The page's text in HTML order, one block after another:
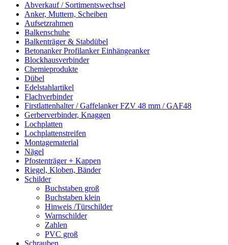
Abverkauf / Sortimentswechsel
Anker, Muttern, Scheiben
Aufsetzrahmen
Balkenschuhe
Balkenträger & Stabdübel
Betonanker Profilanker Einhängeanker
Blockhausverbinder
Chemieprodukte
Dübel
Edelstahlartikel
Flachverbinder
Firstlattenhalter / Gaffelanker FZV 48 mm / GAF48
Gerberverbinder, Knaggen
Lochplatten
Lochplattenstreifen
Montagematerial
Nägel
Pfostenträger + Kappen
Riegel, Kloben, Bänder
Schilder
Buchstaben groß
Buchstaben klein
Hinweis /Türschilder
Warnschilder
Zahlen
PVC groß
Schrauben